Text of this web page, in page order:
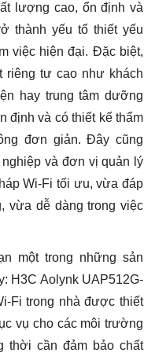
lượng cao, ổn định và
thành yếu tố thiết yếu
việc hiện đại. Đặc biệt,
riêng tư cao như khách
hay trung tâm dưỡng
định và có thiết kế thẩm
đơn giản. Đây cũng
và đơn vị quản lý
Wi-Fi tối ưu, vừa đáp
vừa dễ dàng trong việc
một trong những sản
H3C Aolynk UAP512G-
Fi trong nhà được thiết
vụ cho các môi trường
thời cần đảm bảo chất